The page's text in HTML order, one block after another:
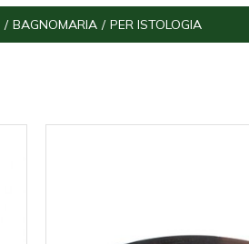
BAGNOMARIA PER ISTOLOGIA